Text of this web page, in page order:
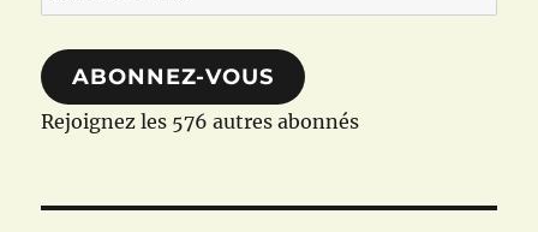
e-
mail
ABONNEZ-VOUS
Rejoignez les 576 autres abonnés